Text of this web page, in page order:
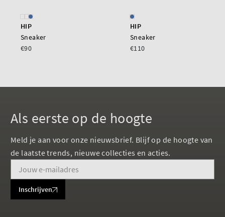
HIP
Sneaker
€90
HIP
Sneaker
€110
Als eerste op de hoogte
Meld je aan voor onze nieuwsbrief. Blijf op de hoogte van
de laatste trends, nieuwe collecties en acties.
Inschrijven